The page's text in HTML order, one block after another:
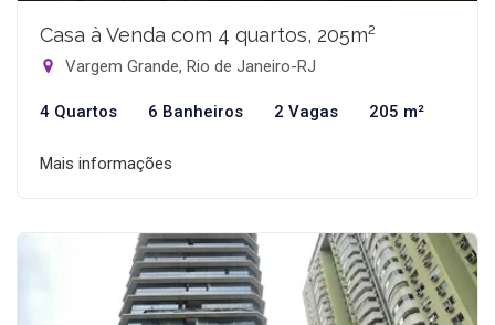
Casa à Venda com 4 quartos, 205m²
Vargem Grande, Rio de Janeiro-RJ
4 Quartos 6 Banheiros 2 Vagas 205 m²
Mais informações